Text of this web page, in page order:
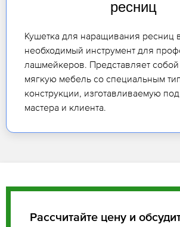
ресниц
Кушетка для наращивания ресниц
необходимый инструмент для
лашмейкеров. Представляет
мягкую мебель со специальным
конструкции, изготавливаемую
мастера и клиента.
Рассчитайте цену и